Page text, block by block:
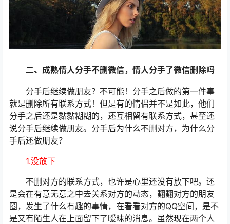
二、成熟情人分手不删微信，情人分手了微信删除吗
分手后继续做朋友？不可能！分手之后做的第一件事
就是删除所有联系方式！但是有的情侣并不是如此，他们
分手之后还是黏黏糊糊的，还互相留有联系方式，甚至还
说分手后继续做朋友。分手后为什么不删对方，为什么分
手后还做朋友？
1.没放下
不删对方的联系方式，也许是心里还没有放下吧。还
是会在有意无意之中去关系对方的动态，翻翻对方的朋友
圈，发生了什么有趣的事情，在看看对方的QQ空间，是不
是又有陌生人在上面留下了暧昧的消息。虽然现在两个人